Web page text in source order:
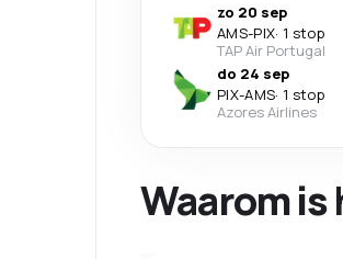
zo 20 sep
AMS-PIX· 1 stop
TAP Air Portugal
do 24 sep
PIX-AMS· 1 stop
Azores Airlines
Waarom